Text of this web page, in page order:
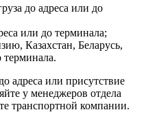
до адреса или до
или до терминала;
Казахстан, Беларусь,
адреса или присутствие
у менеджеров отдела
транспортной компании.